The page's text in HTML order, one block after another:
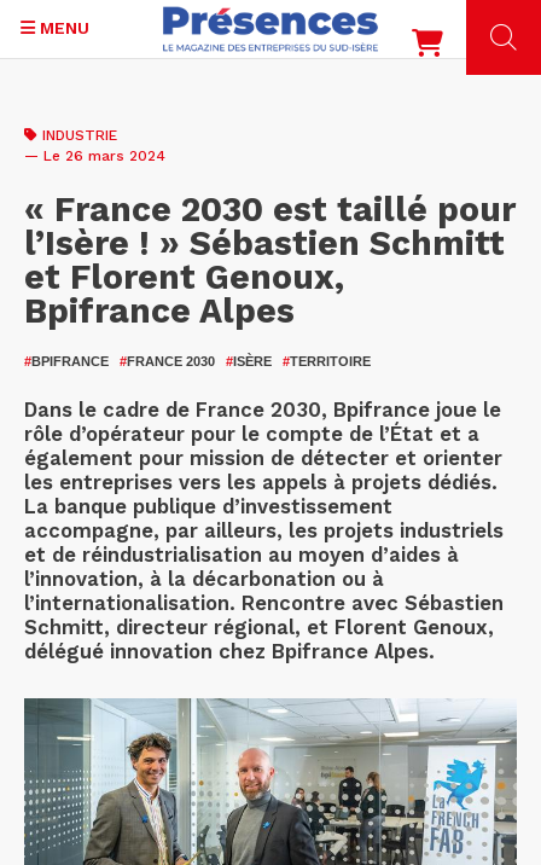
contenu
MENU
INDUSTRIE
— Le 26 mars 2024
« France 2030 est taillé pour
l’Isère ! » Sébastien Schmitt
et Florent Genoux,
Bpifrance Alpes
#BPIFRANCE #FRANCE 2030 #ISÈRE #TERRITOIRE
Dans le cadre de France 2030, Bpifrance joue le
rôle d’opérateur pour le compte de l’État et a
également pour mission de détecter et orienter
les entreprises vers les appels à projets dédiés.
La banque publique d’investissement
accompagne, par ailleurs, les projets industriels
et de réindustrialisation au moyen d’aides à
l’innovation, à la décarbonation ou à
l’internationalisation. Rencontre avec Sébastien
Schmitt, directeur régional, et Florent Genoux,
délégué innovation chez Bpifrance Alpes.